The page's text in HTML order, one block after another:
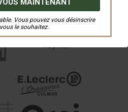
Vous pouvez vous désinscrire
le souhaitez.